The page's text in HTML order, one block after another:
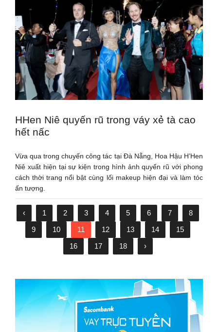
HHen Niê quyến rũ trong váy xẻ tà cao
hết nấc
Vừa qua trong chuyến công tác tại Đà Nẵng, Hoa Hậu H’Hen
Niê xuất hiện tại sự kiện trong hình ảnh quyến rũ với phong
cách thời trang nổi bật cùng lối makeup hiện đại và làm tóc
ấn tượng.
‹ 1 2 3 4 5 6 7
8
9
10 11 12 13 14
15
16
17 18 ›